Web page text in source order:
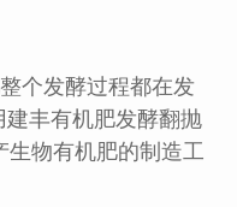
个发酵过程都在发
丰有机肥发酵翻抛
生物有机肥的制造工